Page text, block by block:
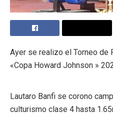
Ayer se realizo el Torneo
«Copa Howard Johnson »
Lautaro Banfi se corono
culturismo clase 4 hasta